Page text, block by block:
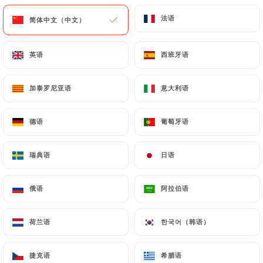
菜单
简体中文（中文） 法语
英语 西班牙语
加泰罗尼亚语 意大利语
德语 葡萄牙语
瑞典语 日语
俄语 阿拉伯语
荷兰语 한국어（韩语）
捷克语 希腊语
联系人
Le Petit Vendôme
简体中文（中文） 法语
英语 西班牙语
加泰罗尼亚语 意大利语
德语 葡萄牙语
瑞典语 日语
俄语 阿拉伯语
荷兰语 한국어（韩语）
捷克语 希腊语